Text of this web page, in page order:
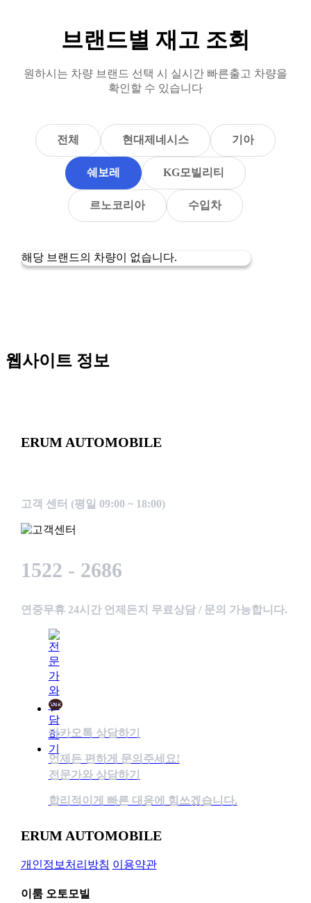
브랜드별 재고 조회
원하시는 차량 브랜드 선택 시 실시간 빠른출고 차량을
확인할 수 있습니다
전체 현대제네시스 기아
쉐보레 KG모빌리티
르노코리아 수입차
해당 브랜드의 차량이 없습니다.
웹사이트 정보
ERUM AUTOMOBILE
고객 센터 (평일 09:00 ~ 18:00)
1522 - 2686
연중무휴 24시간 언제든지 무료상담 / 문의 가능합니다.
전문가와 상담하기
합리적이게 빠른 대응에 힘쓰겠습니다.
카카오톡 상담하기
언제든 편하게 문의주세요!
ERUM AUTOMOBILE
개인정보처리방침 이용약관
이룸 오토모빌